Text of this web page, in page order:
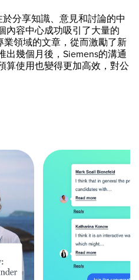
分享知識、意見和討論的中
內容中心成功吸引了大量的
領域的文章，從而激勵了新
出幾個月後，Siemens的溝通
算使用也變得更加高效，對公